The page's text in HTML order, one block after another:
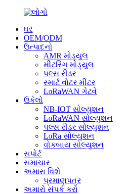
ઘર
OEM/ODM
ઉત્પાદનો
AMR મોડ્યુલ
મીટરિંગ મોડ્યુલ
પલ્સ રીડર
સ્માર્ટ વોટર મીટર
LoRaWAN ગેટવે
ઉકેલો
NB-IOT સોલ્યુશન
LoRaWAN સોલ્યુશન
પલ્સ રીડર સોલ્યુશન
LoRa સોલ્યુશન
વોકબાય સોલ્યુશન
સપોર્ટ
સમાચાર
અમારા વિશે
પ્રમાણપત્ર
અમારો સંપર્ક કરો